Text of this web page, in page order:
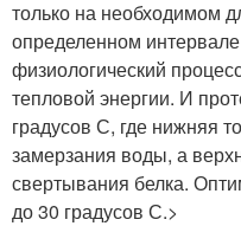
только на необходимом
определенном
физиологический
тепловой энергии. И
градусов С, где нижняя
замерзания воды, а
свертывания белка.
до 30 градусов С.>